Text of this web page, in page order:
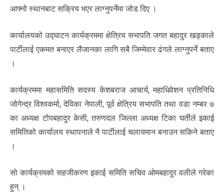
आफ्नो स्थानबाट सक्रिय भएर लाग्नुपर्नेमा जोड दिए ।
कार्यालयको उद्घाटन कार्यक्रममा क्षेत्रिय सभापति जगत बहादुर खड्काले
पार्टीलाई एकमत बनाएर लैजानका लागि सबै जिम्मेवार ढंगले लाग्नुपर्ने बताए
।
कार्यक्रममा महासमिति सदस्य केशबराज आचार्य, महाधिवेशन प्रतिनिधि
जोगेन्द्र विश्वकर्मा, देविका नेपाली, पूर्व क्षेत्रिय सभापति तथा वडा नम्बर ७
का अध्यक्ष टोपबहादुर केसी, तरुणदल जिल्ला अध्यक्ष टिका घर्तीले इकाई
समितिको कार्यालय स्थापनाले नै पार्टीलाई चलायमान बनाउन सकिने बताए
।
सो कार्यक्रमको सहजीकरण इकाई समिति सचिव ओमबहादुर वलीले गरेका
हुन् ।